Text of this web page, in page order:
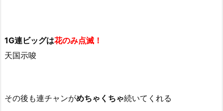
1G連ビッグは花のみ点滅！
天国示唆
その後も連チャンがめちゃくちゃ続いてくれる